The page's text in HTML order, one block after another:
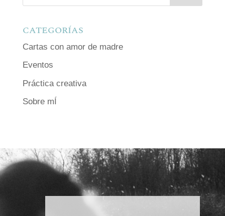
CATEGORÍAS
Cartas con amor de madre
Eventos
Práctica creativa
Sobre mÍ